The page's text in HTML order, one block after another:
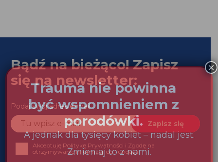
Bądź na bieżąco! Zapisz
się na newsletter:
Podaj swój adres e-mail
Akceptuję Politykę Prywatności i Zgodę na
otrzymywanie informacji od Fundacji